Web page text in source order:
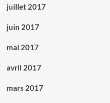
juillet 2017
juin 2017
mai 2017
avril 2017
mars 2017